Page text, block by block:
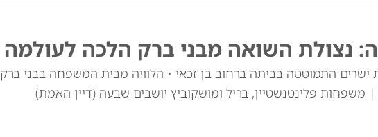
ישרים התמוטטה בביתה ברחוב בן זכאי • הלוויה מבית המשפחה בבני ברק
משפחות פלינטנשטיין, בריל ומושקוביץ יושבים שבעה (דיין האמת)